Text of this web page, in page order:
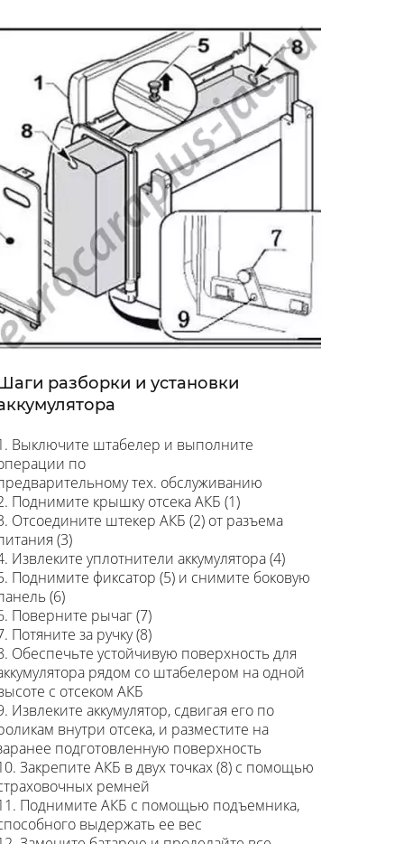
разборки и установки
Выключите штабелер и выполните
по
тех. обслуживанию
Поднимите крышку отсека АКБ (1)
Отсоедините штекер АКБ (2) от разъема
(3)
Извлеките уплотнители аккумулятора (4)
Поднимите фиксатор (5) и снимите боковую
(6)
Поверните рычаг (7)
Потяните за ручку (8)
Обеспечьте устойчивую поверхность для
рядом со штабелером на одной
с отсеком АКБ
Извлеките аккумулятор, сдвигая его по
внутри отсека, и разместите на
подготовленную поверхность
Закрепите АКБ в двух точках (8) с помощью
ремней
Поднимите АКБ с помощью подъемника,
выдержать ее вес